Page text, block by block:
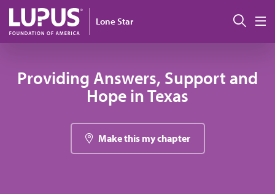
Pasar al contenido principal
Lone Star
Providing Answers, Support and
Hope in Texas
Make this my chapter